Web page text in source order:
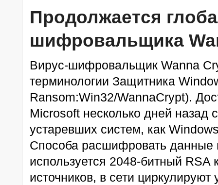
Продолжается
шифровальщика
Вирус-шифровальщик Wanna
терминологии Защитника
Ransom:Win32/WannaCrypt).
Microsoft несколько дней назад
устаревших систем, как
Способа расшифровать данные
используется 2048-битный
источников, в сети